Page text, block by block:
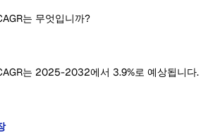
는 무엇입니까?
는 2025-2032에서 3.9%로 예상됩니다.